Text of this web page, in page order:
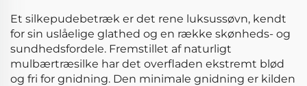
hjemmet
Et silkepudebetræk er det rene luksussøvn, kendt
for sin uslåelige glathed og en række skønheds- og
sundhedsfordele. Fremstillet af naturligt
mulbærtræsilke har det overfladen ekstremt blød
og fri for gnidning. Den minimale gnidning er kilden